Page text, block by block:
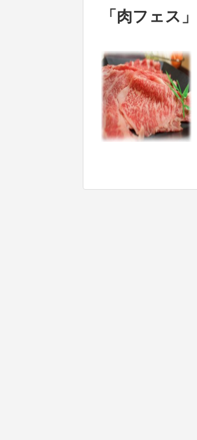
「 肉フェス 」